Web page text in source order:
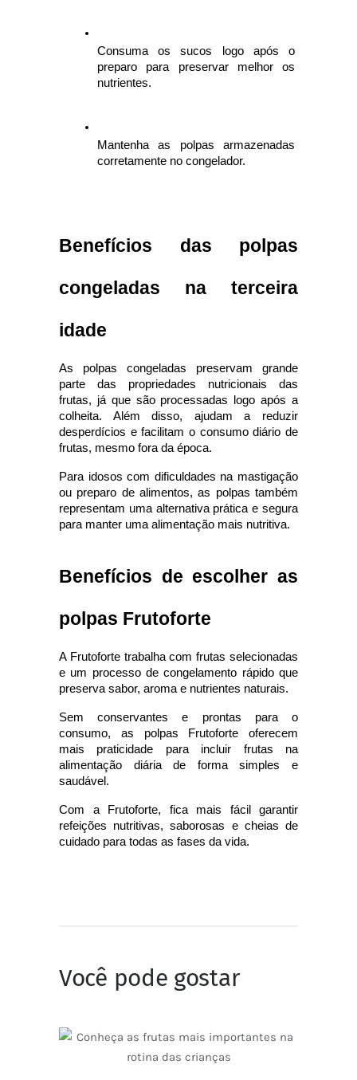
Consuma os sucos logo após o
preparo para preservar melhor os
nutrientes.
Mantenha as polpas armazenadas
corretamente no congelador.
Benefícios das polpas
congeladas na terceira
idade
As polpas congeladas preservam grande
parte das propriedades nutricionais das
frutas, já que são processadas logo após a
colheita. Além disso, ajudam a reduzir
desperdícios e facilitam o consumo diário de
frutas, mesmo fora da época.
Para idosos com dificuldades na mastigação
ou preparo de alimentos, as polpas também
representam uma alternativa prática e segura
para manter uma alimentação mais nutritiva.
Benefícios de escolher as
polpas Frutoforte
A Frutoforte trabalha com frutas selecionadas
e um processo de congelamento rápido que
preserva sabor, aroma e nutrientes naturais.
Sem conservantes e prontas para o
consumo, as polpas Frutoforte oferecem
mais praticidade para incluir frutas na
alimentação diária de forma simples e
saudável.
Com a Frutoforte, fica mais fácil garantir
refeições nutritivas, saborosas e cheias de
cuidado para todas as fases da vida.
Você pode gostar